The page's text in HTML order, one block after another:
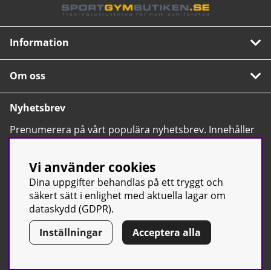
Information
Om oss
Nyhetsbrev
Prenumerera på vårt populära nyhetsbrev. Innehåller
tips, nyheter och våra allra bästa erbjudanden.
© Sport & Gym Butiken JTC AB | Kontakta oss| All rights reserved
| Org.nr: 556668-7058 | Tel: 0500-42 87 00
Vi använder cookies
Dina uppgifter behandlas på ett tryggt och
säkert sätt i enlighet med aktuella lagar om
dataskydd (GDPR).
Inställningar
Acceptera alla